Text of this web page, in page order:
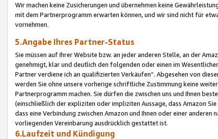
Wir machen keine Zusicherungen und übernehmen keine
mit dem Partnerprogramm erwarten können, und wir sind nicht für
vornehmen.
5.Angabe Ihres Partner-Status
Sie müssen auf Ihrer Website bzw. an jeder anderen Stelle, an der
genehmigt, klar und deutlich den folgenden oder einen im
Partner verdiene ich an qualifizierten Verkäufen“. Abgesehen von
werden Sie ohne unsere vorherige schriftliche Zustimmung keine
Partnerprogramm machen. Sie dürfen die zwischen uns und Ihnen
(einschließlich der expliziten oder impliziten Aussage, dass Amazon
dass eine Verbindung zwischen Amazon und Ihnen oder einer
vorliegenden Vereinbarung ausdrücklich gestattet ist.
6.Laufzeit und Kündigung